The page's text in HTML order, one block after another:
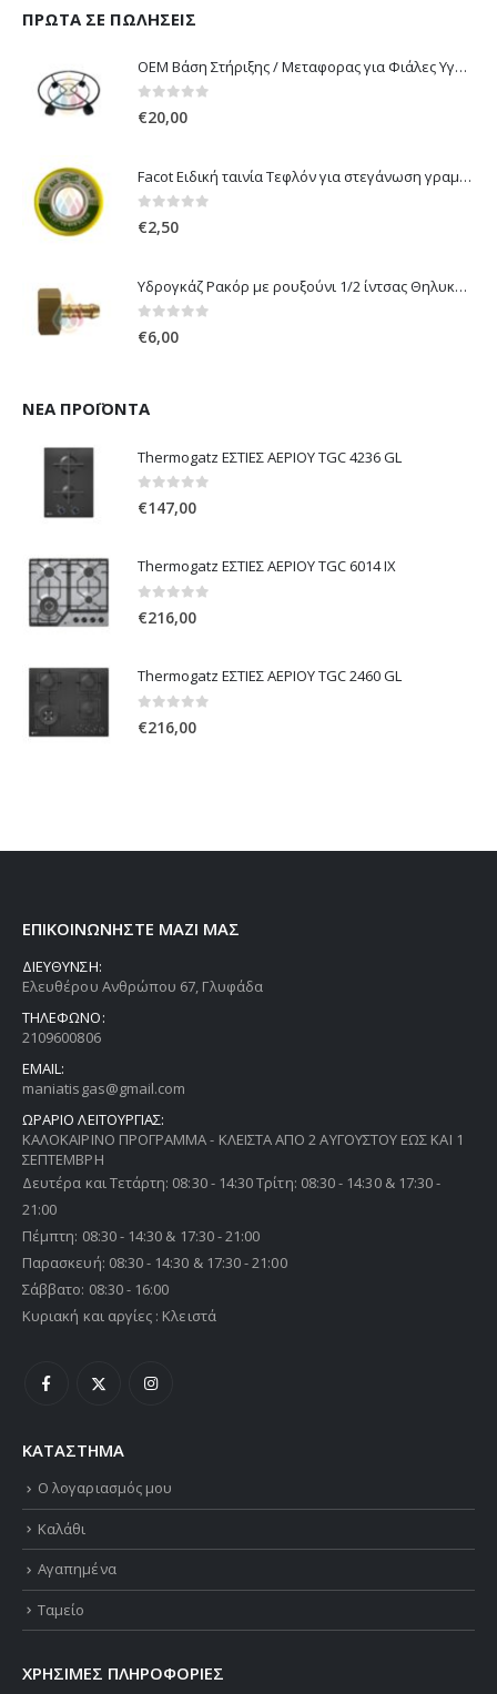
ΠΡΏΤΑ ΣΕ ΠΩΛΉΣΕΙΣ
OEM Βάση Στήριξης / Μεταφορας για Φιάλες Υγραερίου 10 kg & 13 kg με ροδάκια
0out of 5
€20,00
Facot Ειδική ταινία Τεφλόν για στεγάνωση γραμμών αερίου 12m
0out of 5
€2,50
Υδρογκάζ Ρακόρ με ρουξούνι 1/2 ίντσας Θηλυκό Δεξιόστροφο για σύνδεση συσκευών με λάστιχο υγραερίου 8mm
0out of 5
€6,00
ΝΈΑ ΠΡΟΪΌΝΤΑ
Thermogatz ΕΣΤΙΕΣ ΑΕΡΙΟΥ TGC 4236 GL
0out of 5
€147,00
Thermogatz ΕΣΤΙΕΣ ΑΕΡΙΟΥ TGC 6014 IX
0out of 5
€216,00
Thermogatz ΕΣΤΙΕΣ ΑΕΡΙΟΥ TGC 2460 GL
€216,00
ΕΠΙΚΟΙΝΩΝΗΣΤΕ ΜΑΖΙ ΜΑΣ
ΔΙΕΥΘΥΝΣΗ:
Ελευθέρου Ανθρώπου 67, Γλυφάδα
ΤΗΛΕΦΩΝΟ:
2109600806
EMAIL:
maniatisgas@gmail.com
ΩΡΑΡΙΟ ΛΕΙΤΟΥΡΓΙΑΣ:
ΚΑΛΟΚΑΙΡΙΝΟ ΠΡΟΓΡΑΜΜΑ - ΚΛΕΙΣΤΑ ΑΠΟ 2 ΑΥΓΟΥΣΤΟΥ ΕΩΣ ΚΑΙ 1
ΣΕΠΤΕΜΒΡΗ
Δευτέρα και Τετάρτη: 08:30 - 14:30 Τρίτη: 08:30 - 14:30 & 17:30 -
21:00
Πέμπτη: 08:30 - 14:30 & 17:30 - 21:00
Παρασκευή: 08:30 - 14:30 & 17:30 - 21:00
Σάββατο: 08:30 - 16:00
Κυριακή και αργίες : Κλειστά
ΚΑΤΑΣΤΗΜΑ
Ο λογαριασμός μου
Καλάθι
Αγαπημένα
Ταμείο
ΧΡΗΣΙΜΕΣ ΠΛΗΡΟΦΟΡΙΕΣ